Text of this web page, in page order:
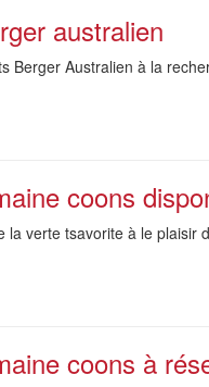
australien
Berger Australien à la
coons
la verte tsavorite à le
coons à